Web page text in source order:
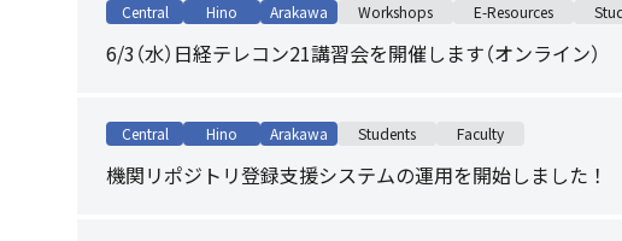
Central Hino Arakawa Workshops E-Resources
6/3（水）日経テレコン21講習会を開催します（オンライン）
Central Hino Arakawa Students Faculty
機関リポジトリ登録支援システムの運用を開始しました！